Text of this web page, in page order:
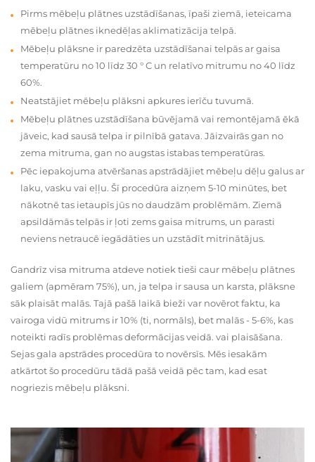
Pirms mēbeļu plātnes uzstādīšanas, īpaši ziemā, ieteicama
mēbeļu plātnes iknedēļas aklimatizācija telpā.
Mēbeļu plāksne ir paredzēta uzstādīšanai telpās ar gaisa
temperatūru no 10 līdz 30 ° C un relatīvo mitrumu no 40 līdz
60%.
Neatstājiet mēbeļu plāksni apkures ierīču tuvumā.
Mēbeļu plātnes uzstādīšana būvējamā vai remontējamā ēkā
jāveic, kad sausā telpa ir pilnībā gatava. Jāizvairās gan no
zema mitruma, gan no augstas istabas temperatūras.
Pēc iepakojuma atvēršanas apstrādājiet mēbeļu dēļu galus ar
laku, vasku vai eļļu. Šī procedūra aizņem 5-10 minūtes, bet
nākotnē tas ietaupīs jūs no daudzām problēmām. Ziemā
apsildāmās telpās ir ļoti zems gaisa mitrums, un parasti
neviens netraucē iegādāties un uzstādīt mitrinātājus.
Gandrīz visa mitruma atdeve notiek tieši caur mēbeļu plātnes
galiem (apmēram 75%), un, ja telpa ir sausa un karsta, plāksne
sāk plaisāt malās. Tajā pašā laikā bieži var novērot faktu, ka
vairoga vidū mitrums ir 10% (ti, normāls), bet malās - 5-6%, kas
noteikti radīs problēmas deformācijas veidā. vai plaisāšana.
Sejas gala apstrādes procedūra to novērsīs. Mēs iesakām
atkārtot šo procedūru tādā pašā veidā pēc tam, kad esat
nogriezis mēbeļu plāksni.